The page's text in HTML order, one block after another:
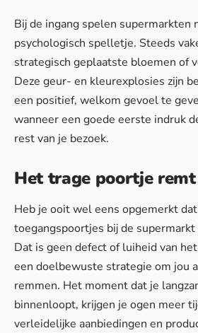
Bij de ingang spelen supermarkten
psychologisch spelletje. Steeds
strategisch geplaatste bloemen of
Deze geur- en kleurexplosies zijn
een positief, welkom gevoel te
wanneer een goede eerste indruk
rest van je bezoek.
Het trage poortje
Heb je ooit wel eens opgemerkt
toegangspoortjes bij de supermarkt
Dat is geen defect of luiheid van
een doelbewuste strategie om jou
remmen. Het moment dat je
binnenloopt, krijgen je ogen meer
verleidelijke aanbiedingen en